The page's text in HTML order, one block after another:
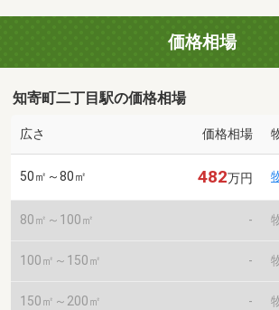
価格相場
知寄町二丁目駅の価格相場
広さ 価格相場
50㎡～80㎡ 482万円
80㎡～100㎡ -
100㎡～150㎡ -
150㎡～200㎡ -